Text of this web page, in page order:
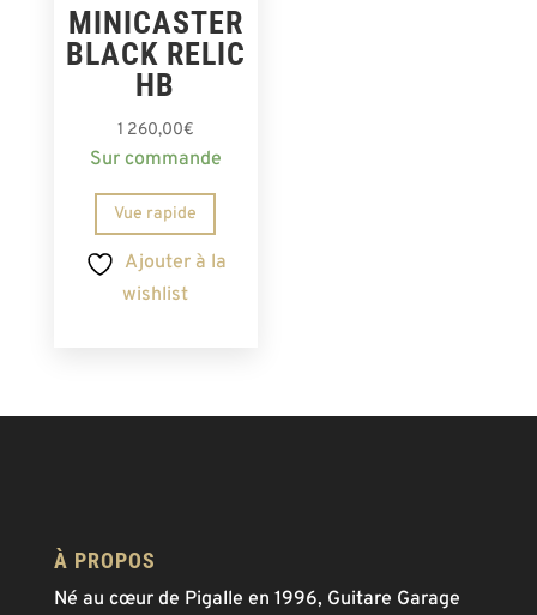
MINICASTER
BLACK RELIC
HB
1 260,00€
Sur commande
Vue rapide
Ajouter à la
wishlist
À PROPOS
Né au cœur de Pigalle en 1996, Guitare Garage